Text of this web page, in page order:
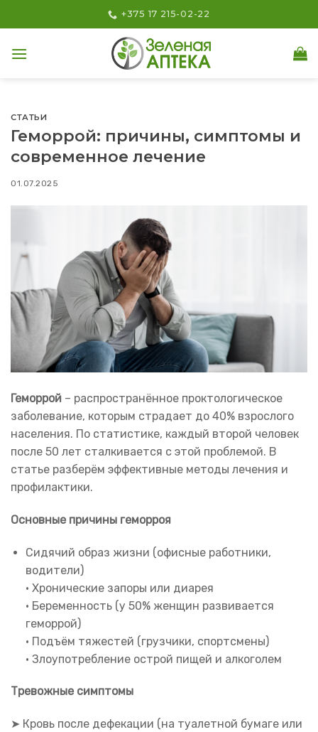
to
+375 17 215-02-22
СТАТЬИ
Геморрой: причины, симптомы и
современное лечение
01.07.2025
Геморрой – распространённое проктологическое
заболевание, которым страдает до 40% взрослого
населения. По статистике, каждый второй человек
после 50 лет сталкивается с этой проблемой. В
статье разберём эффективные методы лечения и
профилактики.
Основные причины геморроя
Сидячий образ жизни (офисные работники,
водители)
• Хронические запоры или диарея
• Беременность (у 50% женщин развивается
геморрой)
• Подъём тяжестей (грузчики, спортсмены)
• Злоупотребление острой пищей и алкоголем
Тревожные симптомы
➤ Кровь после дефекации (на туалетной бумаге или